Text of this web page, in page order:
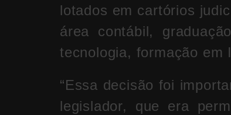
lotados em cartórios
área contábil,
tecnologia, formação em
“Essa decisão foi
legislador, que era